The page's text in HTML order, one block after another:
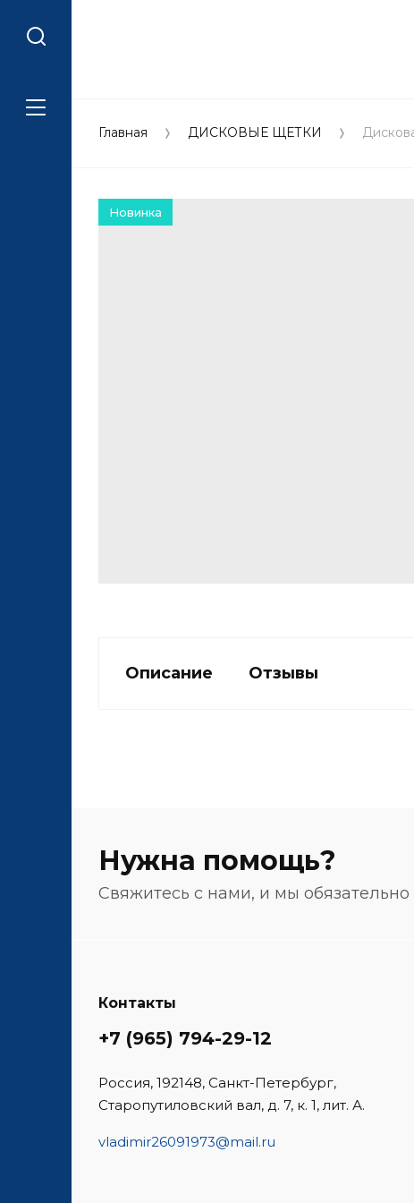
Главная ДИСКОВЫЕ ЩЕТКИ
Новинка
Описание Отзывы
Нужна помощь?
Свяжитесь с нами, и мы
Контакты
+7 (965) 794-29-12
Россия, 192148, Санкт-Петербург,
Старопутиловский вал, д. 7, к. 1, лит. А.
vladimir26091973@mail.ru